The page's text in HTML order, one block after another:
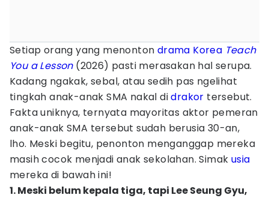
Setiap orang yang menonton drama Korea Teach
You a Lesson (2026) pasti merasakan hal serupa.
Kadang ngakak, sebal, atau sedih pas ngelihat
tingkah anak-anak SMA nakal didrakor tersebut.
Fakta uniknya, ternyata mayoritas aktor pemeran
anak-anak SMA tersebut sudah berusia 30-an,
lho. Meski begitu, penonton menganggap mereka
masih cocok menjadi anak sekolahan. Simak usia
mereka di bawah ini!
1. Meski belum kepala tiga, tapi Lee Seung Gyu,